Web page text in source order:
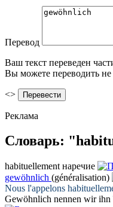
Перевод
Ваш текст переведен
Вы можете переводить не
<>
Реклама
Словарь:
habituellement наречие
gewöhnlich (généralisation)
Nous l'appelons
Gewöhnlich nennen wir ihn